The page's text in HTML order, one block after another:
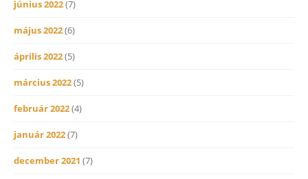
június 2022(7)
május 2022(6)
április 2022(5)
március 2022(5)
február 2022(4)
január 2022(7)
december 2021 (7)